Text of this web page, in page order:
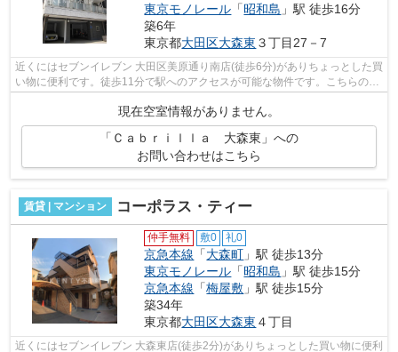
東京モノレール 「昭和島 」駅 徒歩16分
築6年
東京都大田区大森東 ３丁目27－7
近くにはセブンイレブン 大田区美原通り南店(徒歩6分)がありちょっとした買
い物に便利です。徒歩11分で駅へのアクセスが可能な物件です。こちらの物
件はマンションです。駅が周辺に2つ...
現在空室情報がありません。
「Ｃａｂｒｉｌｌａ 大森東」への
お問い合わせはこちら
賃貸 | マンション コーポラス・ティー
仲手無料 敷0 礼0
京急本線 「大森町 」駅 徒歩13分
東京モノレール 「昭和島 」駅 徒歩15分
京急本線 「梅屋敷 」駅 徒歩15分
築34年
東京都大田区大森東 ４丁目
近くにはセブンイレブン 大森東店(徒歩2分)がありちょっとした買い物に便利